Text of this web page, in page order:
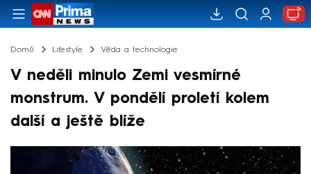
Domů Lifestyle Věda a technologie
V neděli minulo Zemi vesmírné
monstrum. V pondělí proletí kolem
další a ještě blíže